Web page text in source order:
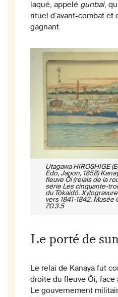
laqué, appelé gunbai,
rituel d’avant-combat et
gagnant.
Utagawa HIROSHIGE
Edo, Japon, 1858)
fleuve Ôi (relais de la
série Les cinquante-
du Tôkaidô.
vers 1841-1842. Musée
70.3.5
Le porté de
Le relai de Kanaya fut
droite du fleuve Ôi, face
Le gouvernement